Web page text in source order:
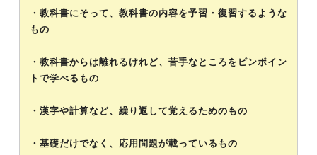
・教科書にそって、教科書の内容を予習・復習するような
もの
・教科書からは離れるけれど、苦手なところをピンポイン
トで学べるもの
・漢字や計算など、繰り返して覚えるためのもの
・基礎だけでなく、応用問題が載っているもの